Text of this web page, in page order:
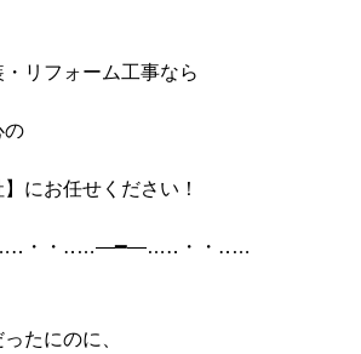
リフォーム工事なら
の
にお任せください！
・・‥…―━―…‥・・‥…
たにのに、